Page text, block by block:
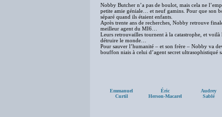
Nobby Butcher n’a pas de boulot, mais cela ne
petite amie géniale… et neuf gamins. Pour que son
séparé quand ils étaient enfants.
Après trente ans de recherches, Nobby retrouve
meilleur agent du MI6…
Leurs retrouvailles tournent à la catastrophe, et
détruire le monde…
Pour sauver l’humanité – et son frère – Nobby va
bouffon niais à celui d’agent secret ultrasophistiqué
Emmanuel
Curtil
Éric
Herson-Macarel
Audrey
Sablé